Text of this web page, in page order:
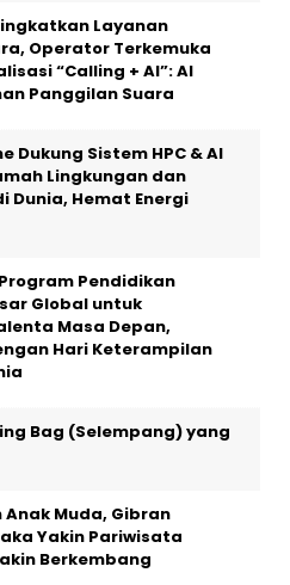
Layanan
Operator Terkemuka
“Calling + AI”: AI
Panggilan Suara
Dukung Sistem HPC & AI
Lingkungan dan
Dunia, Hemat Energi
Pendidikan
Global untuk
Masa Depan,
Hari Keterampilan
Bag (Selempang) yang
Muda, Gibran
Yakin Pariwisata
Berkembang